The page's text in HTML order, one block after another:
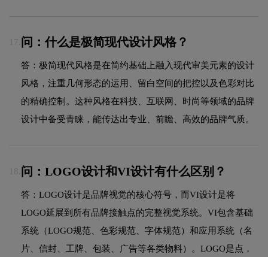
17. 问：什么是极简现代设计风格？
答：极简现代风格是在简约基础上融入现代审美元素的设计
风格，注重几何形态的运用、留白空间的把控以及色彩对比
的精确控制。这种风格在科技、互联网、时尚等领域的品牌
设计中备受青睐，能传达出专业、前瞻、高效的品牌气质。
18. 问：LOGO设计和VI设计有什么区别？
答：LOGO设计是品牌视觉的核心符号，而VI设计是将
LOGO延展到所有品牌接触点的完整视觉系统。VI包含基础
系统（LOGO规范、色彩规范、字体规范）和应用系统（名
片、信封、工牌、包装、广告等各类物料）。LOGO是点，